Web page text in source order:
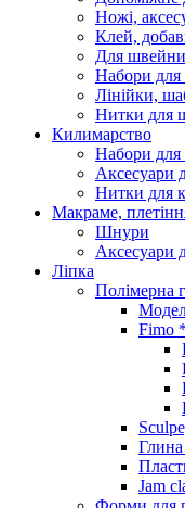
Ножі,
Клей,
Для
Набори для
Лінійки,
Нитки для
Килимарство
Набори для
Аксесуари
Нитки для
Макраме,
Шнури
Аксесуари
Ліпка
Полімерна
Fimo *
Глина
Jam